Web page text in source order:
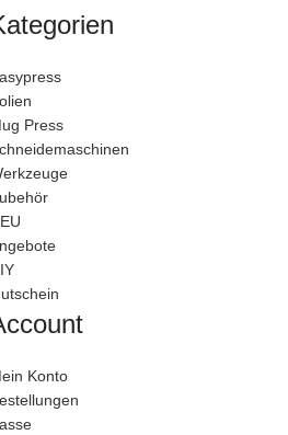
Press
Konto